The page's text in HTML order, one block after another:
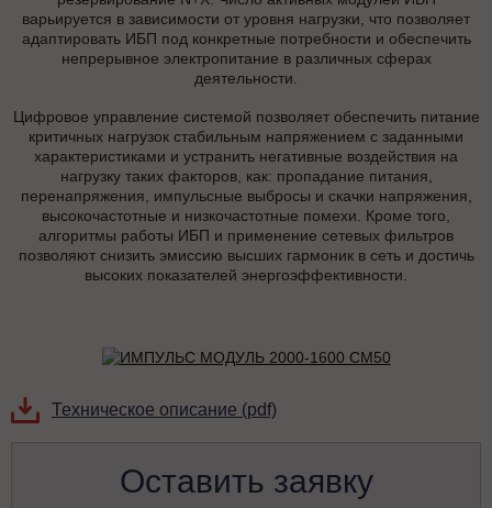
варьируется в зависимости от уровня нагрузки, что позволяет
адаптировать ИБП под конкретные потребности и обеспечить
непрерывное электропитание в различных сферах
деятельности.
Цифровое управление системой позволяет обеспечить питание
критичных нагрузок стабильным напряжением с заданными
характеристиками и устранить негативные воздействия на
нагрузку таких факторов, как: пропадание питания,
перенапряжения, импульсные выбросы и скачки напряжения,
высокочастотные и низкочастотные помехи. Кроме того,
алгоритмы работы ИБП и применение сетевых фильтров
позволяют снизить эмиссию высших гармоник в сеть и достичь
высоких показателей энергоэффективности.
Техническое описание (pdf)
Оставить заявку